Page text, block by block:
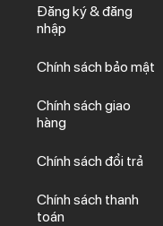
Đăng ký & đăng
nhập
Chính sách bảo mật
Chính sách giao
hàng
Chính sách đổi trả
Chính sách thanh
toán